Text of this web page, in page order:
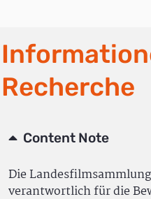
Recherche
Content Note
Die
verantwortlich für die